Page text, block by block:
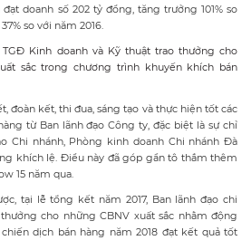
doanh số 202 tỷ đồng, tăng trưởng 101% so
so với năm 2016.
Kinh doanh và Kỹ thuật trao thưởng cho
sắc trong chương trình khuyến khích bán
đoàn kết, thi đua, sáng tạo và thực hiện tốt các
từ Ban lãnh đạo Công ty, đặc biệt là sự chỉ
Chi nhánh, Phòng kinh doanh Chi nhánh Đà
khích lệ. Điều này đã góp gần tô thắm thêm
15 năm qua.
tại lễ tổng kết năm 2017, Ban lãnh đạo chi
cho những CBNV xuất sắc nhằm động
dịch bán hàng năm 2018 đạt kết quả tốt